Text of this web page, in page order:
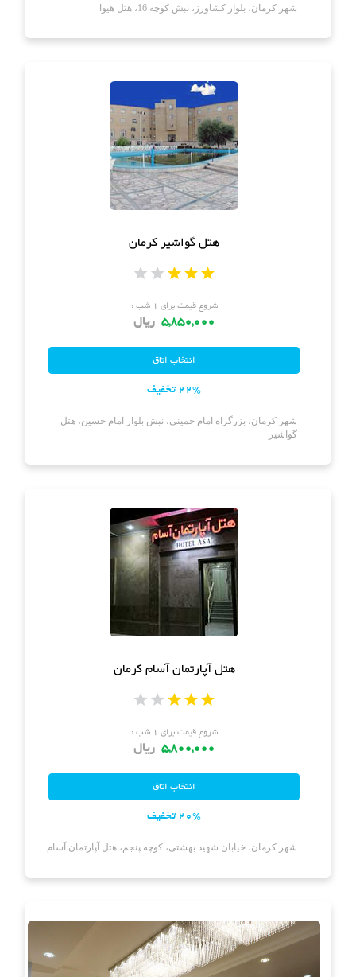
شهر کرمان، بلوار کشاورز، نبش کوچه 16، هتل هیوا
هتل گواشیر کرمان
شروع قیمت برای ۱ شب :
5,850,000 ریال
22% تخفیف
شهر کرمان، بزرگراه امام خمینی، نبش بلوار امام حسین، هتل
گواشیر
هتل آپارتمان آسام کرمان
شروع قیمت برای ۱ شب :
5,800,000 ریال
20% تخفیف
شهر کرمان، خیابان شهید بهشتی، کوچه پنجم، هتل آپارتمان آسام